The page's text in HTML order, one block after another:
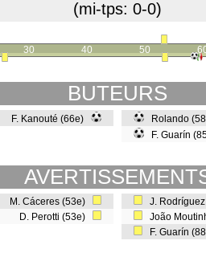
(mi-tps: 0-0)
30 40 50
BUTEURS
F. Kanouté (66e)
Rolando
F. Guarín
M. Cáceres (53e)
D. Perotti (53e)
J.
João
F. Guarín